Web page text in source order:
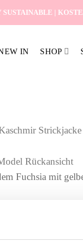
|
IN SHOP
Fuchsia mit